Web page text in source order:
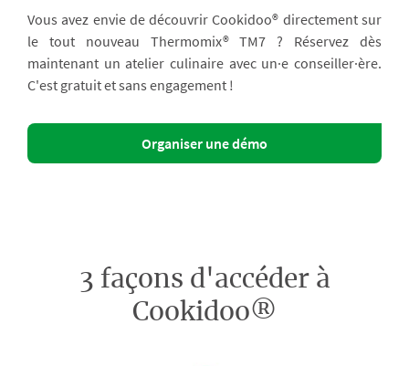
Vous avez envie de découvrir Cookidoo® directement sur
le tout nouveau Thermomix® TM7 ? Réservez dès
maintenant un atelier culinaire avec un·e conseiller·ère.
C'est gratuit et sans engagement !
Organiser une démo
3 façons d'accéder à
Cookidoo®